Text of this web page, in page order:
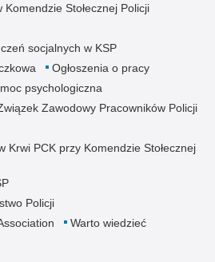
Stołecznej Policji
socjalnych w KSP
Ogłoszenia o pracy
psychologiczna
Zawodowy Pracowników Policji
Krwi PCK przy Komendzie Stołecznej
Policji
Warto wiedzieć